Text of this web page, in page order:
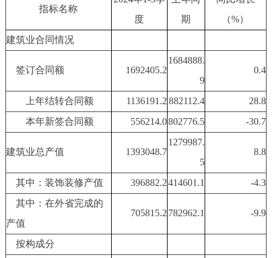
指标名称
度
期
（%）
建筑业合同情况
签订合同额 1692405.2
1684888.
9
0.4
上年结转合同额 1136191.2 882112.4
28.8
本年新签合同额
556214.0802776.5 -30.7
建筑业总产值 1393048.7
1279987.
5
8.8
其中：装饰装修产值 396882.2414601.1
-4.3
其中：在外省完成的
产值
705815.2 782962.1 -9.9
按构成分